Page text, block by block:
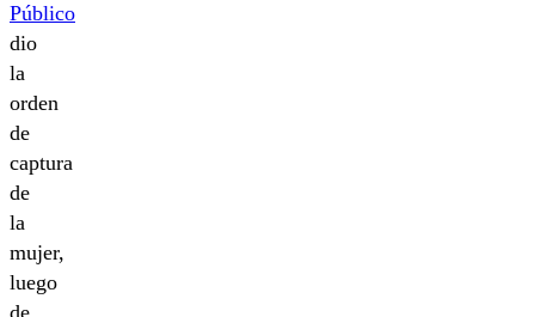
Público
dio
la
orden
de
captura
de
la
mujer,
luego